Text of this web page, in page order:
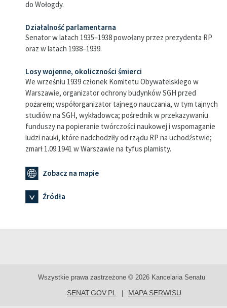
do Wołogdy.
Działalność parlamentarna
Senator w latach 1935–1938 powołany przez prezydenta RP
oraz w latach 1938–1939.
Losy wojenne, okoliczności śmierci
We wrześniu 1939 członek Komitetu Obywatelskiego w
Warszawie, organizator ochrony budynków SGH przed
pożarem; współorganizator tajnego nauczania, w tym tajnych
studiów na SGH, wykładowca; pośrednik w przekazywaniu
funduszy na popieranie twórczości naukowej i wspomaganie
ludzi nauki, które nadchodziły od rządu RP na uchodźstwie;
zmarł 1.09.1941 w Warszawie na tyfus plamisty.
Zobacz na mapie
Źródła
Wszystkie prawa zastrzeżone © 2026 Kancelaria Senatu
SENAT.GOV.PL MAPA SERWISU